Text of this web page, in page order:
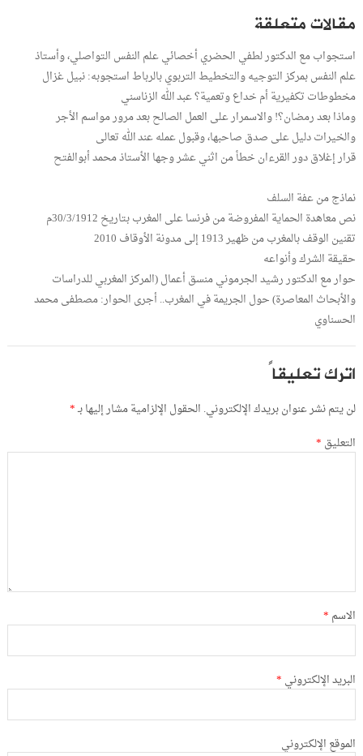
مقالات متعلقة
استجواب مع الدكتور لطفي الحضري أخصائي علم النفس التواصلي، وأستاذ
علم النفس بمركز التوجيه والتخطيط التربوي بالرباط استجوبه: نبيل غزال
مخطوطات تكفيرية أم خداع وتعمية؟ عبد الله الزناسني
وماذا بعد رمضان؟! والاسمرار على العمل الصالح بعد مرور مواسم الأجر
والخيرات دليل على صدق صاحبها، وقبول عمله عند الله تعالى
قرار إغلاق دور القرءان خطأ من اثني عشر وجها الأستاذ محمد أبوالفتح
نماذج من عفة السلف
نص معاهدة الحماية المفروضة من فرنسا على المغرب بتاريخ 30/3/1912م
تقنين الوقف بالمغرب من ظهير 1913 إلى مدونة الأوقاف 2010
حقيقة الشرك وأنواعه
حوار مع الدكتور رشيد الجرموني منسق أعمال (المركز المغربي للدراسات
والأبحاث المعاصرة) حول الجريمة في المغرب.. أجرى الحوار: مصطفى محمد
الحسناوي
اترك تعليقاً
لن يتم نشر عنوان بريدك الإلكتروني. الحقول الإلزامية مشار إليها بـ*
التعليق *
الاسم *
البريد الإلكتروني *
الموقع الإلكتروني